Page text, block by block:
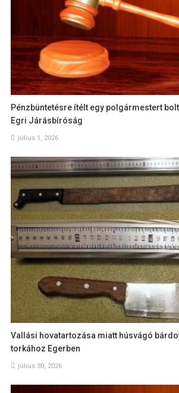
Pénzbüntetésre ítélt egy polgármestert
Egri Járásbíróság
július 1, 2026
Vallási hovatartozása miatt húsvágó
torkához Egerben
július 30, 2026